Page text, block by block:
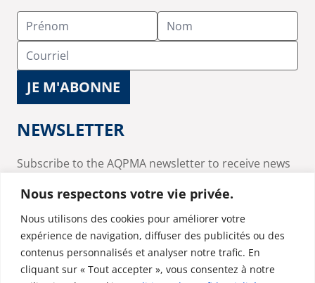
Nous respectons votre vie privée.
Nous utilisons des cookies pour améliorer votre
expérience de navigation, diffuser des publicités ou des
contenus personnalisés et analyser notre trafic. En
cliquant sur « Tout accepter », vous consentez à notre
NEWSLETTER
Subscribe to the AQPMA newsletter to receive news